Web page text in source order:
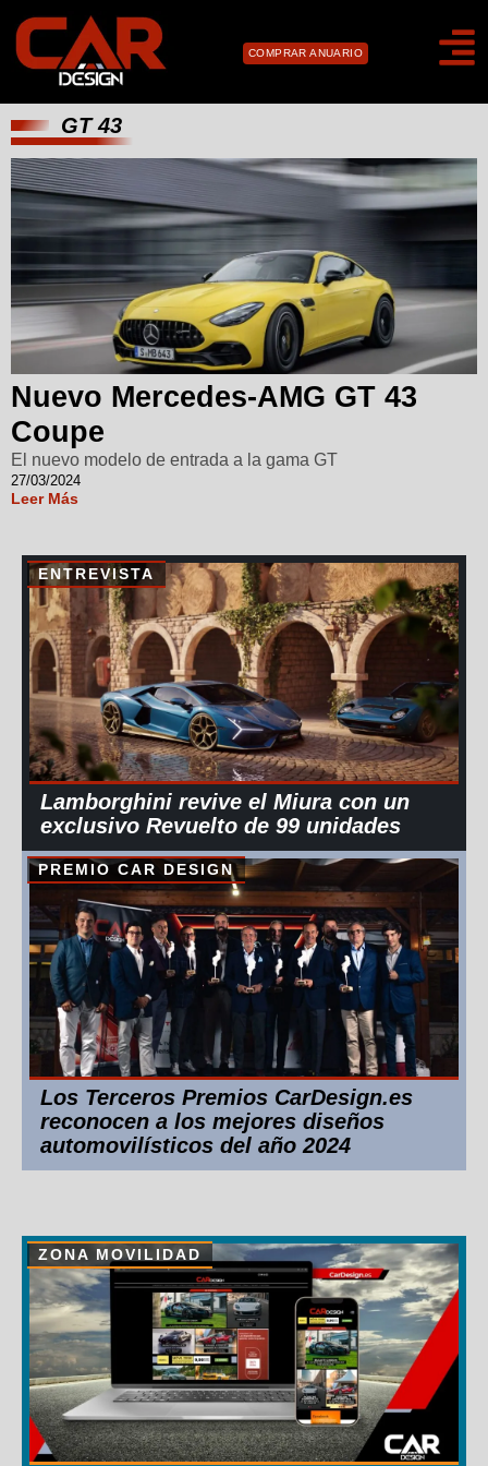
COMPRAR ANUARIO
GT 43
Nuevo Mercedes-AMG GT 43
Coupe
El nuevo modelo de entrada a la gama GT
27/03/2024
Leer Más
ENTREVISTA
Lamborghini revive el Miura con un
exclusivo Revuelto de 99 unidades
PREMIO CAR DESIGN
Los Terceros Premios CarDesign.es
reconocen a los mejores diseños
automovilísticos del año 2024
ZONA MOVILIDAD